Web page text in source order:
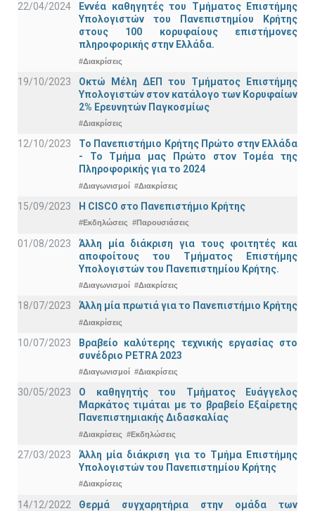
22/04/2024
Εννέα καθηγητές του Τμήματος Επιστήμης
Υπολογιστών του Πανεπιστημίου Κρήτης
στους 100 κορυφαίους επιστήμονες
πληροφορικής στην Ελλάδα.
#Διακρίσεις
19/10/2023
Οκτώ Μέλη ΔΕΠ του Τμήματος Επιστήμης
Υπολογιστών στον κατάλογο των Κορυφαίων
2% Ερευνητών Παγκοσμίως
#Διακρίσεις
12/10/2023
Το Πανεπιστήμιο Κρήτης Πρώτο στην Ελλάδα
- Το Τμήμα μας Πρώτο στον Τομέα της
Πληροφορικής για το 2024
#Διαγωνισμοί #Διακρίσεις
15/09/2023 Η CISCO στο Πανεπιστήμιο Κρήτης
#Εκδηλώσεις #Παρουσιάσεις
01/08/2023
Άλλη μία διάκριση για τους φοιτητές και
αποφοίτους του Τμήματος Επιστήμης
Υπολογιστών του Πανεπιστημίου Κρήτης.
#Διαγωνισμοί #Διακρίσεις
18/07/2023 Άλλη μία πρωτιά για το Πανεπιστήμιο Κρήτης
#Διακρίσεις
10/07/2023
Βραβείο καλύτερης τεχνικής εργασίας στο
συνέδριο PETRA 2023
#Διαγωνισμοί #Διακρίσεις
30/05/2023
Ο καθηγητής του Τμήματος Ευάγγελος
Μαρκάτος τιμάται με το βραβείο Εξαίρετης
Πανεπιστημιακής Διδασκαλίας
#Διακρίσεις #Εκδηλώσεις
27/03/2023
Άλλη μία διάκριση για το Τμήμα Επιστήμης
Υπολογιστών του Πανεπιστημίου Κρήτης
#Διακρίσεις
14/12/2022
Θερμά συγχαρητήρια στην ομάδα των